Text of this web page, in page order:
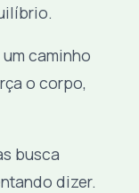
caminho
o corpo,
busca
dizer.